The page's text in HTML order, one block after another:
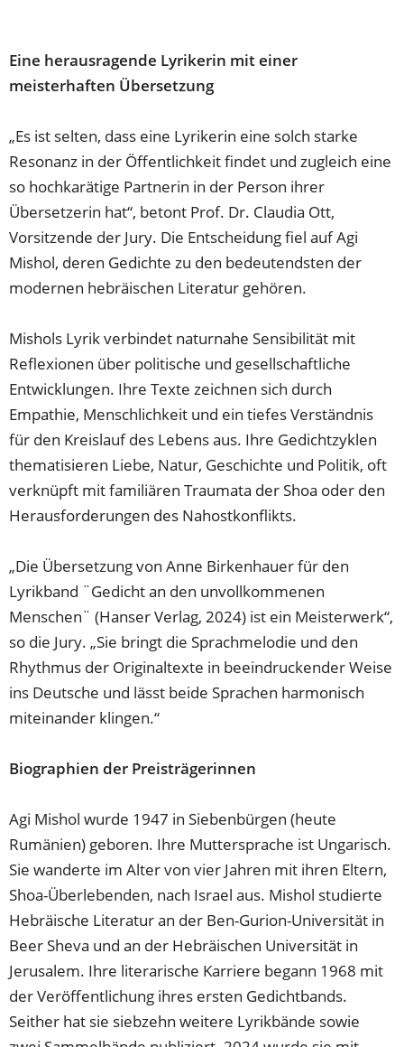
Eine herausragende Lyrikerin mit einer
meisterhaften Übersetzung
„Es ist selten, dass eine Lyrikerin eine solch starke
Resonanz in der Öffentlichkeit findet und zugleich eine
so hochkarätige Partnerin in der Person ihrer
Übersetzerin hat“, betont Prof. Dr. Claudia Ott,
Vorsitzende der Jury. Die Entscheidung fiel auf Agi
Mishol, deren Gedichte zu den bedeutendsten der
modernen hebräischen Literatur gehören.
Mishols Lyrik verbindet naturnahe Sensibilität mit
Reflexionen über politische und gesellschaftliche
Entwicklungen. Ihre Texte zeichnen sich durch
Empathie, Menschlichkeit und ein tiefes Verständnis
für den Kreislauf des Lebens aus. Ihre Gedichtzyklen
thematisieren Liebe, Natur, Geschichte und Politik, oft
verknüpft mit familiären Traumata der Shoa oder den
Herausforderungen des Nahostkonflikts.
„Die Übersetzung von Anne Birkenhauer für den
Lyrikband ¨Gedicht an den unvollkommenen
Menschen¨ (Hanser Verlag, 2024) ist ein Meisterwerk“,
so die Jury. „Sie bringt die Sprachmelodie und den
Rhythmus der Originaltexte in beeindruckender Weise
ins Deutsche und lässt beide Sprachen harmonisch
miteinander klingen.“
Biographien der Preisträgerinnen
Agi Mishol wurde 1947 in Siebenbürgen (heute
Rumänien) geboren. Ihre Muttersprache ist Ungarisch.
Sie wanderte im Alter von vier Jahren mit ihren Eltern,
Shoa-Überlebenden, nach Israel aus. Mishol studierte
Hebräische Literatur an der Ben-Gurion-Universität in
Beer Sheva und an der Hebräischen Universität in
Jerusalem. Ihre literarische Karriere begann 1968 mit
der Veröffentlichung ihres ersten Gedichtbands.
Seither hat sie siebzehn weitere Lyrikbände sowie